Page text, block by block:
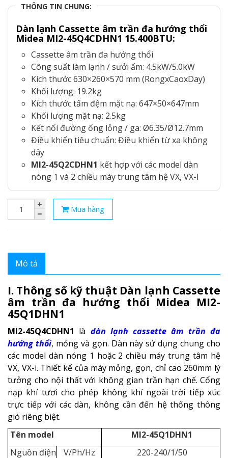
THÔNG TIN CHUNG:
Dàn lạnh Cassette âm trần đa hướng thổi
Midea MI2-45Q4CDHN1 15.400BTU:
Cassette âm trần đa hướng thổi
Công suất làm lạnh / sưởi ấm: 4.5kW/5.0kW
Kích thước 630×260×570 mm (RongxCaoxDay)
Khối lượng: 19.2kg
Kích thước tấm đệm mặt nạ: 647×50×647mm
Khối lượng mặt nạ: 2.5kg
Kết nối đường ống lỏng / ga: Ø6.35/Ø12.7mm
Điều khiển tiêu chuẩn: Điều khiển từ xa không
dây
MI2-45Q2CDHN1 kết hợp với các model dàn
nóng 1 và 2 chiều máy trung tâm hệ VX, VX-I
Mua hàng
Mô tả
I. Thông số kỹ thuật Dàn lạnh Cassette
âm trần đa hướng thổi Midea MI2-
45Q1DHN1
MI2-45Q4CDHN1 là dàn lạnh cassette âm trần đa
hướng thổi, mỏng và gọn. Dàn này sử dụng chung cho
các model dàn nóng 1 hoặc 2 chiều máy trung tâm hệ
VX, VX-i. Thiết kế của máy mỏng, gọn, chỉ cao 260mm lý
tưởng cho nội thất với không gian trần hạn chế. Cổng
nạp khí tươi cho phép không khí ngoài trời tiếp xúc
trực tiếp với các dàn, không cần đến hệ thống thông
gió riêng biệt.
Tên model
MI2-45Q1DHN1
Nguồn điện
V/Ph/Hz 220-240/1/50